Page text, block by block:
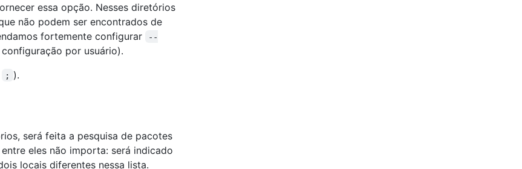
essa opção. Nesses diretórios
não podem ser encontrados de
fortemente configurar
--
por usuário).
; ).
será feita a pesquisa de pacotes
eles não importa: será indicado
locais diferentes nessa lista.